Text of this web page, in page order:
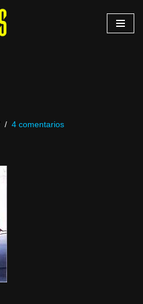
4 comentarios